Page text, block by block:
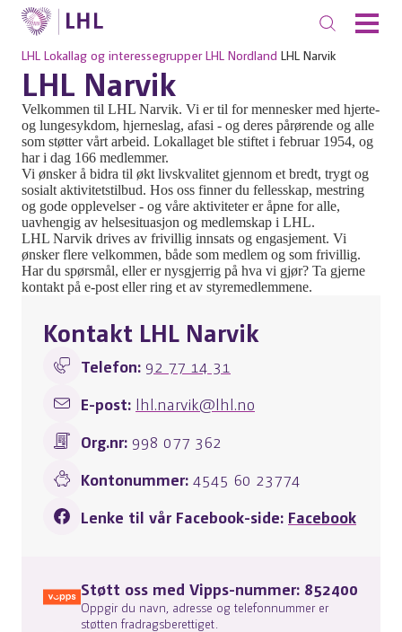
LHL Lokallag og interessegrupper LHL Nordland LHL Narvik
LHL Narvik
Velkommen til LHL Narvik. Vi er til for mennesker med hjerte-
og lungesykdom, hjerneslag, afasi - og deres pårørende og alle
som støtter vårt arbeid. Lokallaget ble stiftet i februar 1954, og
har i dag 166 medlemmer.
Vi ønsker å bidra til økt livskvalitet gjennom et bredt, trygt og
sosialt aktivitetstilbud. Hos oss finner du fellesskap, mestring
og gode opplevelser - og våre aktiviteter er åpne for alle,
uavhengig av helsesituasjon og medlemskap i LHL.
LHL Narvik drives av frivillig innsats og engasjement. Vi
ønsker flere velkommen, både som medlem og som frivillig.
Har du spørsmål, eller er nysgjerrig på hva vi gjør? Ta gjerne
kontakt på e-post eller ring et av styremedlemmene.
Kontakt LHL Narvik
Telefon: 92 77 14 31
E-post: lhl.narvik@lhl.no
Org.nr: 998 077 362
Kontonummer: 4545 60 23774
Lenke til vår Facebook-side: Facebook
Støtt oss med Vipps-nummer: 852400
Oppgir du navn, adresse og telefonnummer er
støtten fradragsberettiget.